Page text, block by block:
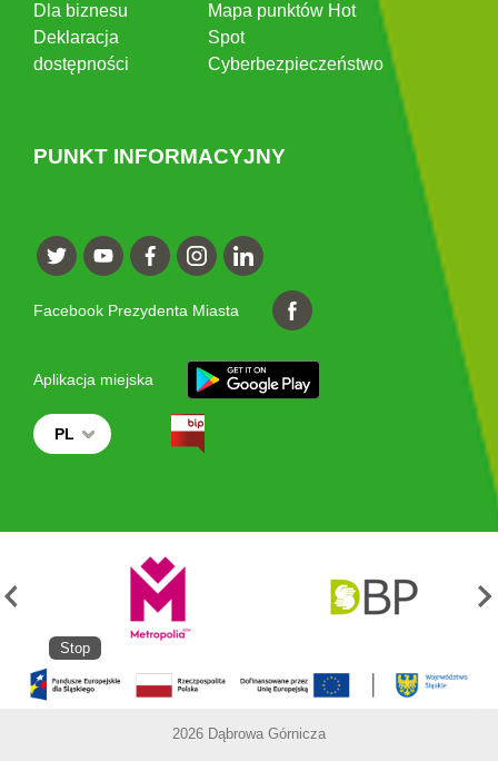
Dla biznesu
Deklaracja
dostępności
Mapa punktów Hot
Spot
Cyberbezpieczeństwo
PUNKT INFORMACYJNY
Facebook Prezydenta Miasta
Aplikacja miejska
PL
Stop
2026 Dąbrowa Górnicza